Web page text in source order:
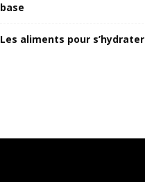
base
Les aliments pour s’hydrater